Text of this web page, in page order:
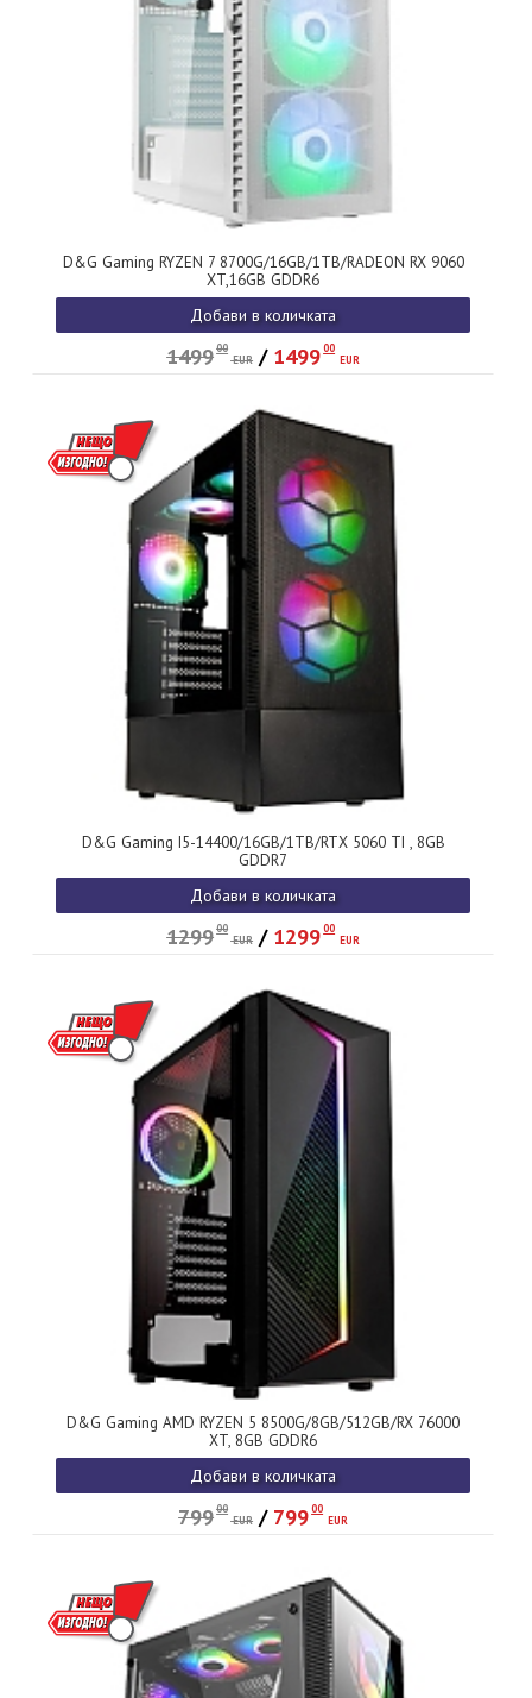
D&G Gaming RYZEN 7 8700G/16GB/1TB/RADEON RX 9060
XT,16GB GDDR6
Добави в количката
149900
EUR / 149900
EUR
D&G Gaming I5-14400/16GB/1TB/RTX 5060 TI , 8GB
GDDR7
Добави в количката
129900
EUR / 129900
EUR
D&G Gaming AMD RYZEN 5 8500G/8GB/512GB/RX 76000
XT, 8GB GDDR6
Добави в количката
79900
EUR / 79900
EUR